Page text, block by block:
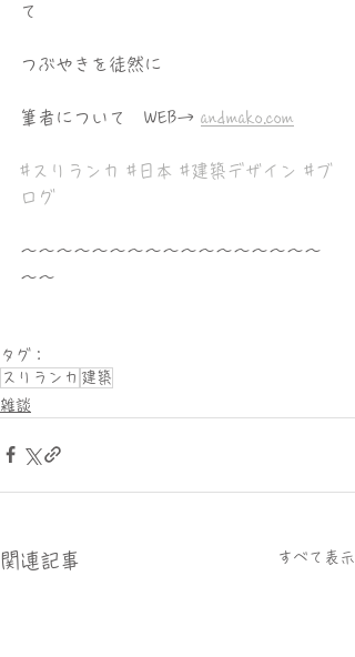
て
つぶやきを徒然に
筆者について　WEB→ andmako.com
#スリランカ #日本 #建築デザイン #ブ
ログ
〜〜〜〜〜〜〜〜〜〜〜〜〜〜〜〜〜
〜〜
タグ：
スリランカ 建築
雑談
関連記事 すべて表示